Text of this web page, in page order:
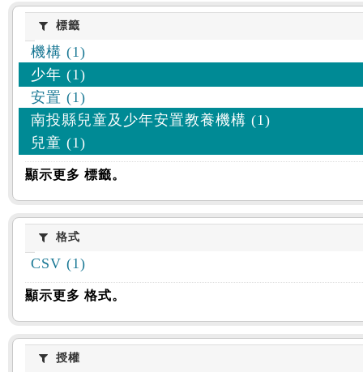
標籤標籤
機構 (1)
少年 (1)
安置 (1)
南投縣兒童及少年安置教養機構 (1)
兒童 (1)
顯示更多 標籤。
格式格式
CSV (1)
顯示更多 格式。
授權授權